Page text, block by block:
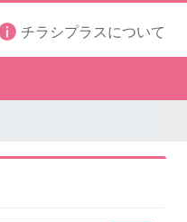
チラシプラスについて